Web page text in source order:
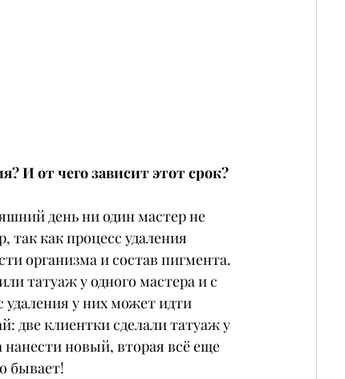
И от чего зависит этот срок?
день ни один мастер не
так как процесс удаления
организма и состав пигмента.
татуаж у одного мастера и с
удаления у них может идти
две клиентки сделали татуаж у
нанести новый, вторая всё еще
бывает!